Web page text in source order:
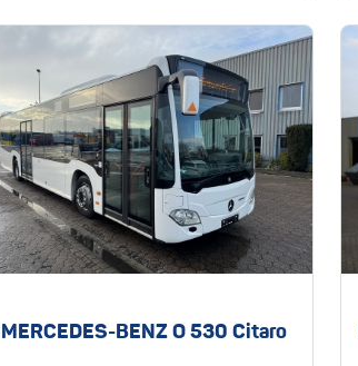
MERCEDES-BENZ O 530 Citaro